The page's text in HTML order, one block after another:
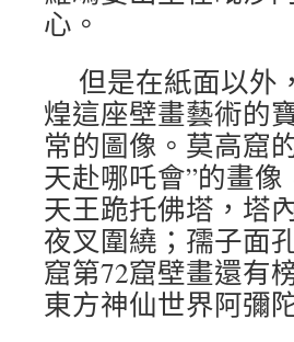
心。
但是在紙面以外
煌這座壁畫藝術的
常的圖像。莫高窟
天赴哪吒會”的畫
天王跪托佛塔，塔
夜叉圍繞；孺子面
窟第72窟壁畫還有
東方神仙世界阿彌